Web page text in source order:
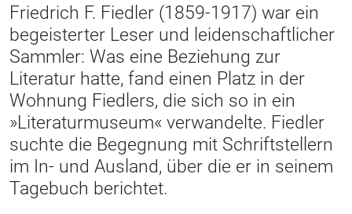
Friedrich F. Fiedler (1859-1917) war ein
begeisterter Leser und leidenschaftlicher
Sammler: Was eine Beziehung zur
Literatur hatte, fand einen Platz in der
Wohnung Fiedlers, die sich so in ein
»Literaturmuseum« verwandelte. Fiedler
suchte die Begegnung mit Schriftstellern
im In- und Ausland, über die er in seinem
Tagebuch berichtet.